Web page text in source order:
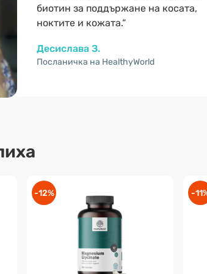
биотин за поддържане на косата,
ноктите и кожата.“
Десислава З.
Посланичка на HealthyWorld
-12% -